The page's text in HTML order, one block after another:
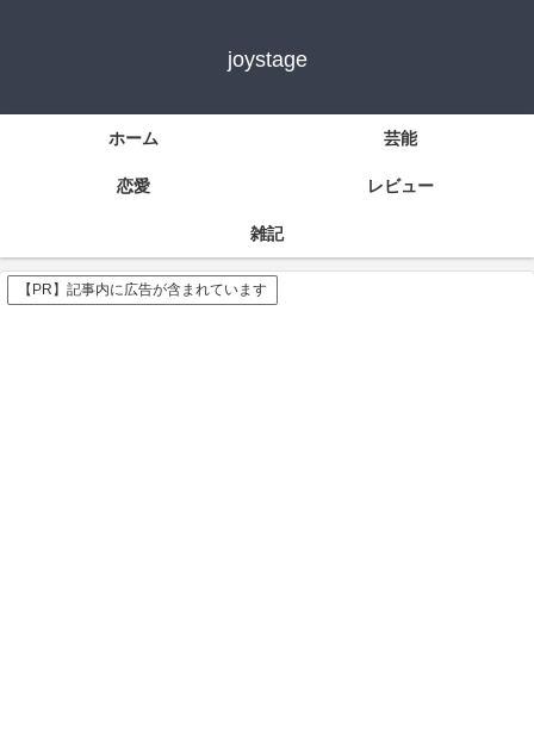
joystage
ホーム 芸能
恋愛 レビュー
雑記
【PR】記事内に広告が含まれています